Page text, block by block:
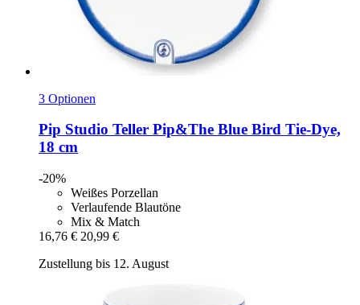
3 Optionen
Pip Studio Teller Pip&The Blue Bird Tie-​Dye,
18 cm
-20%
Weißes Porzellan
Verlaufende Blautöne
Mix & Match
16,76 € 20,99 €
Zustellung bis 12. August